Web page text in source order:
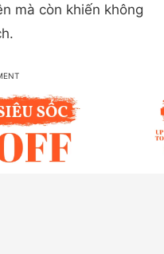
mà còn khiến không